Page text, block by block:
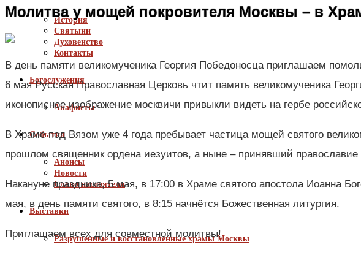
История
Святыни
Духовенство
Контакты
Богослужения
Акафисты
События
Анонсы
Новости
Слово настоятеля
Выставки
Разрушенные и восстановленные храмы Москвы
Молитва у мощей покровителя Москвы – в
В день памяти великомученика Георгия Победоносца приглашаем
6 мая Русская Православная Церковь чтит память великомученика
иконописное изображение москвичи привыкли видеть на гербе
В Храме под Вязом уже 4 года пребывает частица мощей святого
прошлом священник ордена иезуитов, а ныне – принявший
Накануне праздника, 5 мая, в 17:00 в Храме святого апостола Иоанна
мая, в день памяти святого, в 8:15 начнётся Божественная литургия.
Приглашаем всех для совместной молитвы!